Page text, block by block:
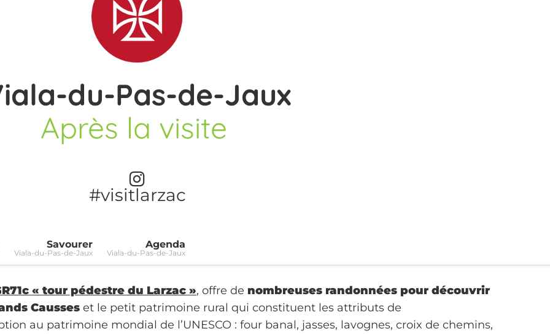
du-Pas-de-Jaux
Après la visite
#visitlarzac
Savourer
Viala-du-Pas-de-Jaux
Agenda
Viala-du-Pas-de-Jaux
« tour pédestre du Larzac », offre de nombreuses randonnées pour découvrir
Causses et le petit patrimoine rural qui constituent les attributs de
au patrimoine mondial de l’UNESCO : four banal, jasses, lavognes, croix de chemins,